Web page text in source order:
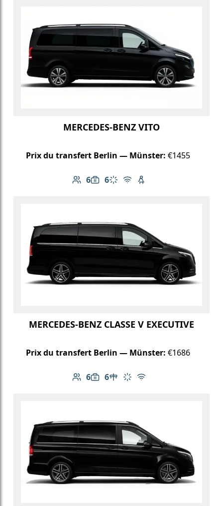
MERCEDES-BENZ VITO
Prix du transfert Berlin — Münster: €1455
6
Nombre de passagers: 6
6
Capacité des bagages: 6
Climatisation
Wi-Fi gratuit
Siège enfant
MERCEDES-BENZ CLASSE V EXECUTIVE
Prix du transfert Berlin — Münster: €1686
6
Nombre de passagers: 6
6
Capacité des bagages: 6
Table dans le véhicule
Climatisation
Wi-Fi gratuit